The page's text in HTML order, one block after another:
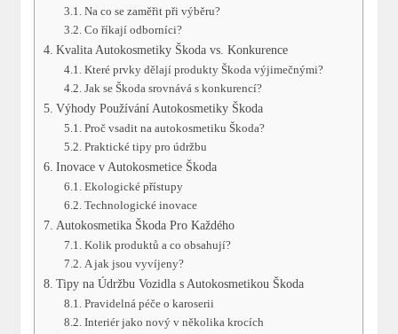
Na co se zaměřit při výběru?
Co říkají odborníci?
Kvalita Autokosmetiky Škoda vs. Konkurence
Které prvky dělají produkty Škoda výjimečnými?
Jak se Škoda srovnává ‌s konkurencí?
Výhody Používání Autokosmetiky‍ Škoda
Proč vsadit na ‍autokosmetiku Škoda?
Praktické ‍tipy⁤ pro údržbu
Inovace v Autokosmetice Škoda
Ekologické přístupy
Technologické inovace
Autokosmetika Škoda Pro Každého
Kolik produktů⁢ a co⁢ obsahují?
A jak jsou vyvíjeny?
Tipy‍ na Údržbu⁣ Vozidla ​s Autokosmetikou Škoda
Pravidelná péče o karoserii
Interiér jako nový v několika krocích